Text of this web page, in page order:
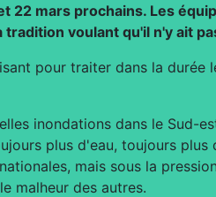
22 mars prochains. Les
voulant qu'il n'y ait
pour traiter dans la
inondations dans le Sud-
plus d'eau, toujours
mais sous la
malheur des autres.